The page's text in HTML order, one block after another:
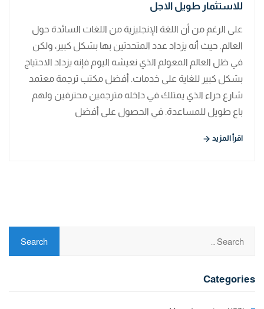
للاستثمار طويل الاجل
على الرغم من أن اللغة الإنجليزية من اللغات السائدة حول
العالم. حيث أنه يزداد عدد المتحدثين بها بشكل كبير، ولكن
في ظل العالم المعولم الذي نعيشه اليوم فإنه يزداد الاحتياج
بشكل كبير للغاية على خدمات. أفضل مكتب ترجمة معتمد
شارع حراء الذي يمتلك في داخله مترجمين محترفين ولهم
باع طويل للمساعدة. في الحصول على أفضل
اقرأ المزيد
Categories